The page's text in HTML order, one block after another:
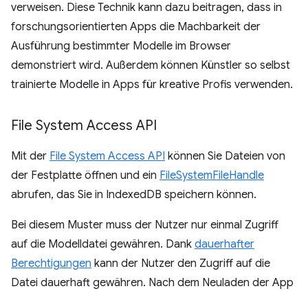
verweisen. Diese Technik kann dazu beitragen, dass in
forschungsorientierten Apps die Machbarkeit der
Ausführung bestimmter Modelle im Browser
demonstriert wird. Außerdem können Künstler so selbst
trainierte Modelle in Apps für kreative Profis verwenden.
File System Access API
Mit der File System Access API können Sie Dateien von
der Festplatte öffnen und ein FileSystemFileHandle
abrufen, das Sie in IndexedDB speichern können.
Bei diesem Muster muss der Nutzer nur einmal Zugriff
auf die Modelldatei gewähren. Dank dauerhafter
Berechtigungen kann der Nutzer den Zugriff auf die
Datei dauerhaft gewähren. Nach dem Neuladen der App